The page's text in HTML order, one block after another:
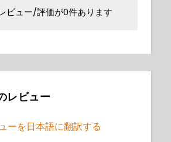
ビュー/評価が0件あります
レビュー
ーを日本語に翻訳する